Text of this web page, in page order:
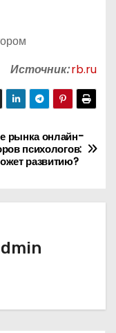
Источник: rb.ru
рынка онлайн-
психологов:
развитию?